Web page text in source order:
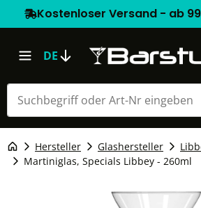
Kostenloser Versand - ab
DE
Hersteller Glashersteller
Martiniglas, Specials Libbey - 260ml